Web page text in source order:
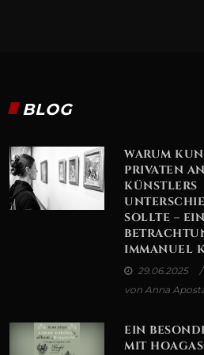
BLOG
WARUM
PRIVATEN
KÜNSTLERS
SOLLTE –
IMMANUEL
29.06.2025
von Anna
EIN
MIT